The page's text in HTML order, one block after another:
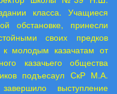
класса. Учащиеся
обстановке, принесли
своих предков
к молодым казачатам от
казачьего общества
подъесаул СкР М.А.
выступление